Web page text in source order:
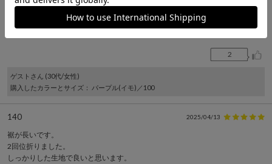
外に娘が来ていくと、
周りから可愛いの嵐です♡
2
ゲスト さん (30代/女性)
購入したカラーとサイズ ： パープル(イモ)／100
140 2025/04/13
裾が長いです。
2回位折りました。
しっかりした生地で良いと思います。